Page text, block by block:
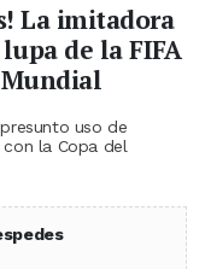
La imitadora
de la FIFA
uso de
la Copa del